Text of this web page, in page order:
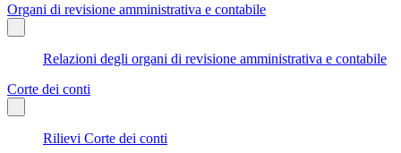
Organi di revisione amministrativa e contabile
Relazioni degli organi di revisione amministrativa e contabile
Corte dei conti
Rilievi Corte dei conti